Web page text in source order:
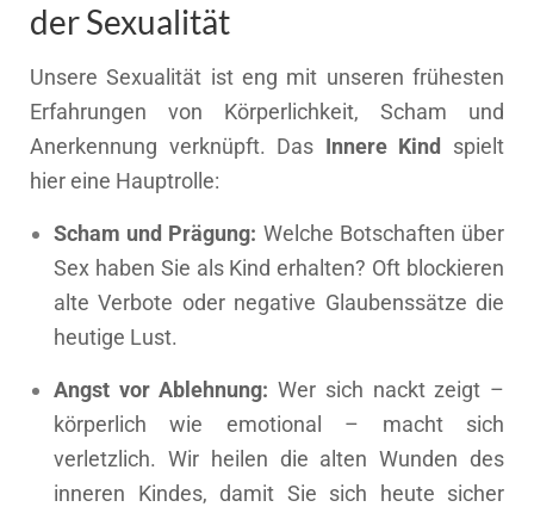
der Sexualität
Unsere Sexualität ist eng mit unseren frühesten
Erfahrungen von Körperlichkeit, Scham und
Anerkennung verknüpft. Das Innere Kind
spielt
hier eine Hauptrolle:
Scham und Prägung: Welche Botschaften über
Sex haben Sie als Kind erhalten? Oft blockieren
alte Verbote oder negative Glaubenssätze die
heutige Lust.
Angst vor Ablehnung: Wer sich nackt zeigt –
körperlich wie emotional – macht sich
verletzlich. Wir heilen die alten Wunden des
inneren Kindes, damit Sie sich heute sicher